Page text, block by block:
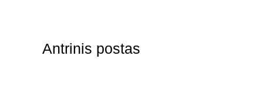
Antrinis postas